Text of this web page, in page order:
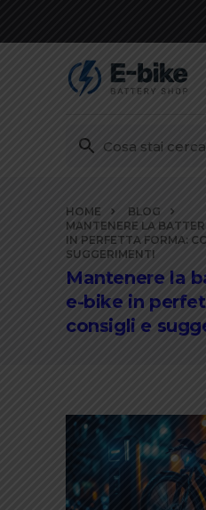
contenuti
HOME
BLOG
MANTENERE LA
IN PERFETTA FORMA:
SUGGERIMENTI
Mantenere la
e-bike in
consigli e